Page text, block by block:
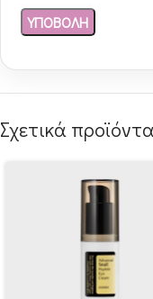
Σχετικά προϊόντα